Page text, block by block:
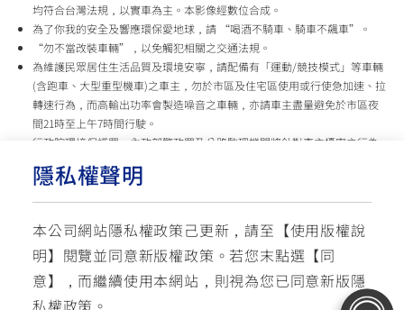
隱私權聲明
本公司網站隱私權政策己更新，請至【使用版權說
明】閱覽並同意新版權政策。 若您末點選【同
意】，而繼續使用本網站，則視為您已同意新版隱
私權政策。
均符合台灣法規，以實車為主。本影像經數位合成。
為了你我的安全及響應環保愛地球，請 “喝酒不騎車、騎車不飆車”。
“勿不當改裝車輛”，以免觸犯相關之交通法規。
為維護民眾居住生活品質及環境安寧，請配備有「運動/競技模式」等車輛
(含跑車、大型重型機車)之車主，勿於市區及住宅區使用或行使急加速、拉
轉速行為，而高輸出功率會製造噪音之車輛，亦請車主盡量避免於市區夜
間21時至上午7時間行駛。
行政院環境保護署、內政部警政署及公路監理機關將針對車主擾寧之行為
台灣山葉機車 關心您
使用版權說明 隱私權政策 交通安全入口網
☏ 免付費客服專線: 0800-631-680 ✉ 聯繫客服
每週一 ~ 五 08:00~12:10 / 13:00~16:40(國定假日與公司假日除外)
© YAMAHA MOTOR TAIWAN CO., LTD. All Rights Reserved.